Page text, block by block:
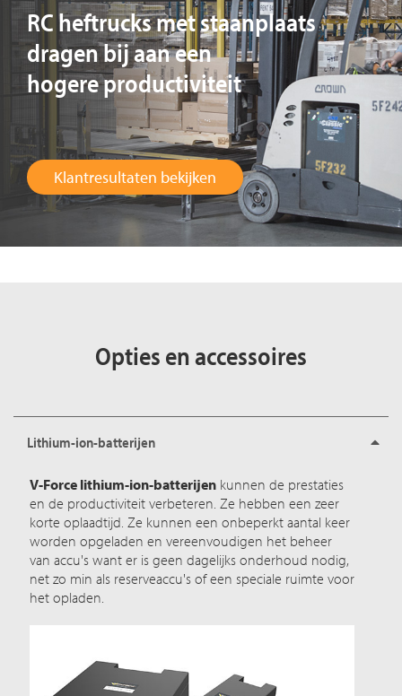
RC heftrucks met staanplaats
dragen bij aan een
hogere productiviteit
Klantresultaten bekijken
Opties en accessoires
Lithium-ion-batterijen
V-Force lithium-ion-batterijen kunnen de prestaties
en de productiviteit verbeteren. Ze hebben een zeer
korte oplaadtijd. Ze kunnen een onbeperkt aantal keer
worden opgeladen en vereenvoudigen het beheer
van accu's want er is geen dagelijks onderhoud nodig,
net zo min als reserveaccu's of een speciale ruimte voor
het opladen.